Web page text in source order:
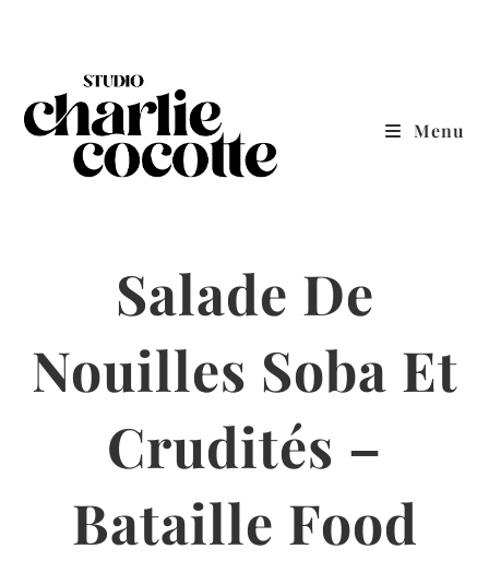
Menu
Salade De
Nouilles Soba Et
Crudités –
Bataille Food